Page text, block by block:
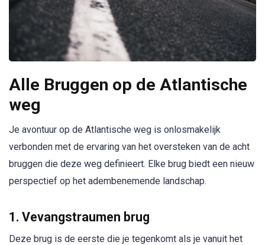
Alle Bruggen op de Atlantische
weg
Je avontuur op de Atlantische weg is onlosmakelijk
verbonden met de ervaring van het oversteken van de acht
bruggen die deze weg definieert. Elke brug biedt een nieuw
perspectief op het adembenemende landschap.
1. Vevangstraumen brug
Deze brug is de eerste die je tegenkomt als je vanuit het